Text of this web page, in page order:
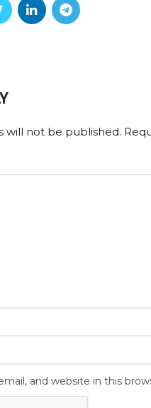
will not be published.
and website in this